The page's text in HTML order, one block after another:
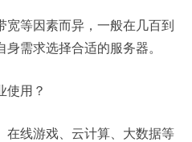
等因素而异，一般在几百到
需求选择合适的服务器。
使用？
在线游戏、云计算、大数据等